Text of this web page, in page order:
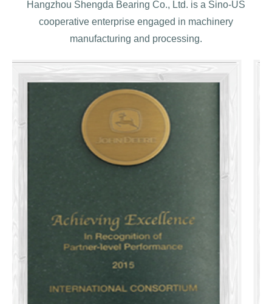
Hangzhou Shengda Bearing Co., Ltd. is a Sino-US
cooperative enterprise engaged in machinery
manufacturing and processing.